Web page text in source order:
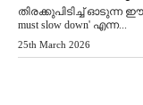
തിരക്കുപിടിച്ച് ഓടുന്ന ഈ
must slow down' എന്ന...
25th March 2026